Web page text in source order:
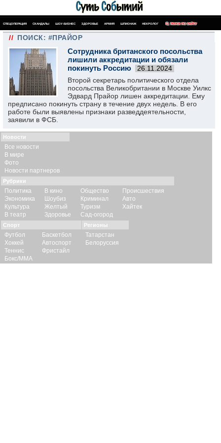
СПЕЦОПЕРАЦИЯ СКАНДАЛЫ ШОУ-БИЗНЕС ЗДОРОВЬЕ АРМИЯ ШПИОНАЖ НЕКРОЛОГ ПОИСК ПО САЙТУ
// ПОИСК: #ПРАЙОР
Сотрудника британского посольства
лишили аккредитации и обязали
покинуть Россию
26.11.2024
Второй секретарь политического отдела
посольства Великобритании в Москве Уилкс
Эдвард Прайор лишен аккредитации. Ему
предписано покинуть страну в течение двух недель. В его
работе были выявлены признаки разведдеятельности,
заявили в ФСБ.
Новости
Все новости
В мире
Фото
Новости партнеров
Рубрики
Политика
Экономика
Культура
В театр
В кино
Шоубиз
Желтый
Здоровье
Общество
Криминал
Туризм
Сад-огород
Происшествия
Авто
Хайтек
Спорт
Футбол
Хоккей
Теннис
Бокс/ММА
Баскетбол
Автоспорт
Фристайл
Регионы
Татарстан
Белоруссия